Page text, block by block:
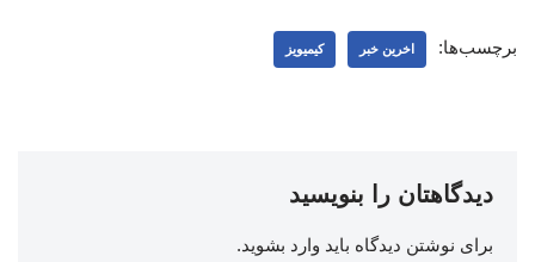
برچسب‌ها: اخرین خبر کیمیویز
دیدگاهتان را بنویسید
برای نوشتن دیدگاه باید وارد بشوید.